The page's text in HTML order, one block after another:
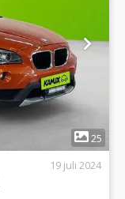
25
19 juli 2024